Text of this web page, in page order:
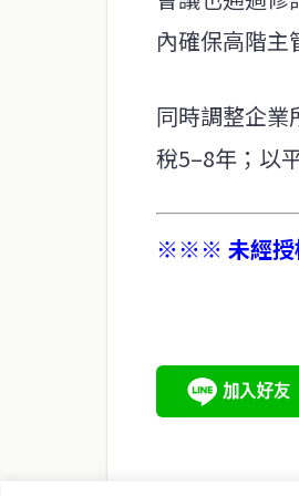
內確保高階主
同時調整企業
稅5–8年；以
※※※ 未經授
泰國當地政治、經濟、華人社